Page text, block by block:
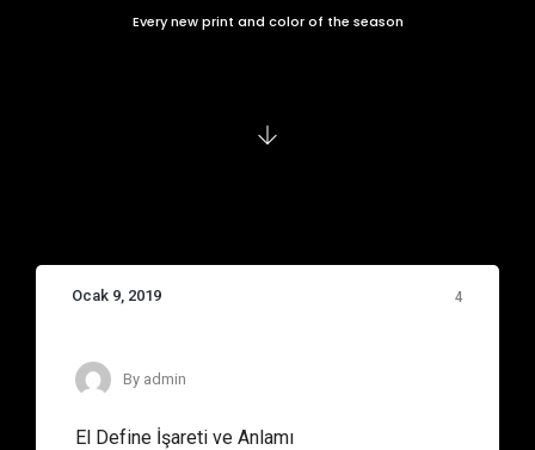
Every new print and color of the season
Ocak 9, 2019 4
Define İşaretleri
By admin
El Define İşareti ve Anlamı